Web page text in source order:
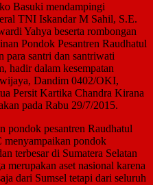
Basuki mendampingi
TNI Iskandar M Sahil, S.E.
Yahya beserta rombongan
Pondok Pesantren Raudhatul
para santri dan santriwati
hadir dalam kesempatan
Dandim 0402/OKI,
Persit Kartika Chandra Kirana
pada Rabu 29/7/2015.
pondok pesantren Raudhatul
pondok
terbesar di Sumatera Selatan
merupakan aset nasional karena
dari Sumsel tetapi dari seluruh